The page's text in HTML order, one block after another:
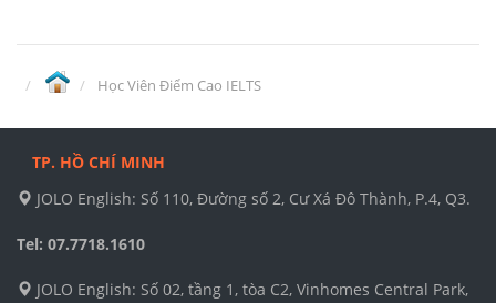
Học Viên Điểm Cao IELTS
TP. HỒ CHÍ MINH
JOLO English: Số 110, Đường số 2, Cư Xá Đô Thành, P.4, Q3.
Tel: 07.7718.1610
JOLO English: Số 02, tầng 1, tòa C2, Vinhomes Central Park,